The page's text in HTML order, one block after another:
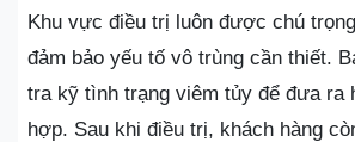
Khu vực điều trị luôn được chú
đảm bảo yếu tố vô trùng cần thiết.
tra kỹ tình trạng viêm tủy để đưa ra
hợp. Sau khi điều trị, khách hàng